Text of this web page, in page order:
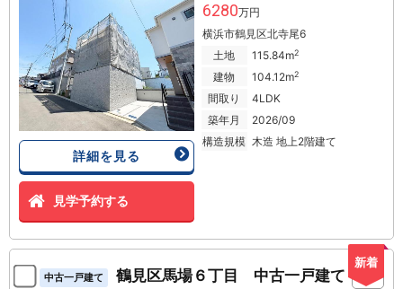
詳細を見る
見学予約する
6280万円
横浜市鶴見区北寺尾6
土地
115.84m2
建物 104.12m2
間取り
4LDK
築年月
2026/09
構造規模 木造 地上2階建て
新着
中古一戸建て 鶴見区馬場６丁目 中古一戸建て